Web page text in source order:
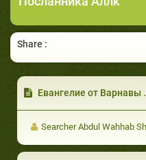
Share :
Eвангелие от Варнавы
Searcher Abdul Wahhab